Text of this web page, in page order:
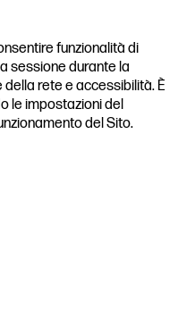
funzionalità di
sessione durante la
rete e accessibilità. È
le impostazioni del
del Sito.